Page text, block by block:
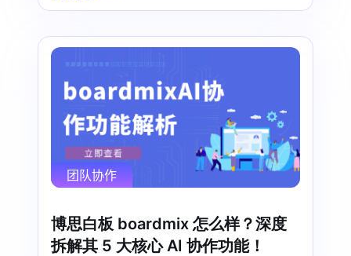
团队协作
博思白板 boardmix 怎么样？深度
拆解其 5 大核心 AI 协作功能！